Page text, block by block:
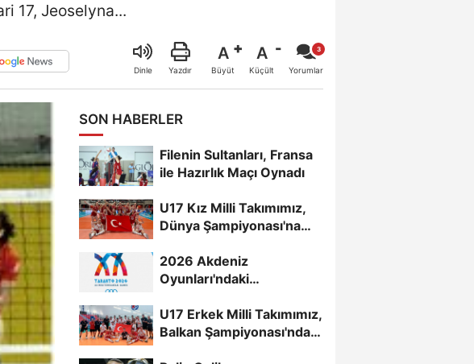
17, Jeoselyna...
Dinle Yazdır
A
Büyüt
A
Küçült Yorumlar
SON HABERLER
Filenin Sultanları, Fransa
ile Hazırlık Maçı Oynadı
U17 Kız Milli Takımımız,
Dünya Şampiyonası'na
2026 Akdeniz
Oyunları'ndaki
U17 Erkek Milli Takımımız,
Balkan Şampiyonası'nda